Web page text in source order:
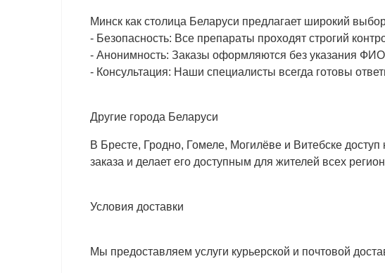
Минск как столица Беларуси предлагает широкий
- Безопасность: Все препараты проходят строгий
- Анонимность: Заказы оформляются без указания ФИО
- Консультация: Наши специалисты всегда готовы
Другие города Беларуси
В Бресте, Гродно, Гомеле, Могилёве и Витебске
заказа и делает его доступным для жителей всех
Условия доставки
Мы предоставляем услуги курьерской и почтовой